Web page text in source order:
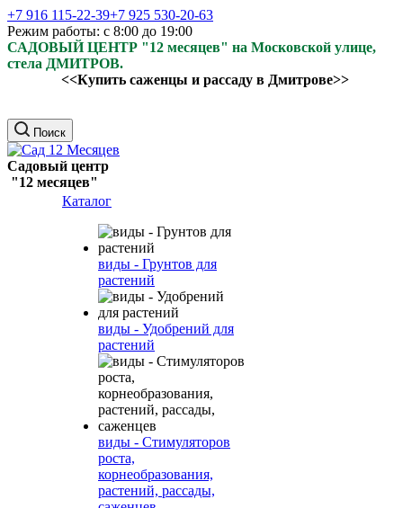
+7 916 115-22-39+7 925 530-20-63
Режим работы: с 8:00 до 19:00
САДОВЫЙ ЦЕНТР "12 месяцев" на Московской улице,
стела ДМИТРОВ.
<<Купить саженцы и рассаду в Дмитрове>>
Поиск
Садовый центр
"12 месяцев"
Каталог
виды - Грунтов для
растений
виды - Удобрений для
растений
виды - Стимуляторов
роста,
корнеобразования,
растений, рассады,